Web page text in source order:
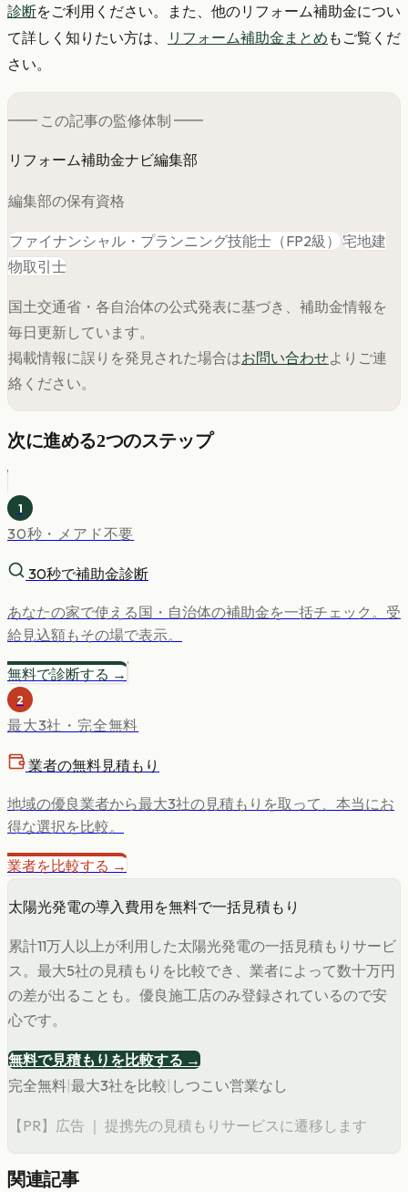
診断をご利用ください。また、他のリフォーム補助金につい
て詳しく知りたい方は、
リフォーム補助金まとめ もご覧くだ
さい。
━━ この記事の監修体制 ━━
リフォーム補助金ナビ編集部
編集部の保有資格
ファイナンシャル・プランニング技能士（FP2級）宅地建
物取引士
国土交通省・各自治体の公式発表に基づき、補助金情報を
毎日更新しています。
掲載情報に誤りを発見された場合はお問い合わせよりご連
絡ください。
次に進める2つのステップ
1
30秒・メアド不要
30秒で補助金診断
あなたの家で使える国・自治体の補助金を一括チェック。受
給見込額もその場で表示。
無料で診断する →
2
最大3社・完全無料
業者の無料見積もり
地域の優良業者から最大3社の見積もりを取って、本当にお
得な選択を比較。
業者を比較する →
太陽光発電の導入費用を無料で一括見積もり
累計11万人以上が利用した太陽光発電の一括見積もりサービ
ス。最大5社の見積もりを比較でき、業者によって数十万円
の差が出ることも。優良施工店のみ登録されているので安
心です。
無料で見積もりを比較する →
完全無料|最大3社を比較| しつこい営業なし
【PR】広告 ｜ 提携先の見積もりサービスに遷移します
関連記事